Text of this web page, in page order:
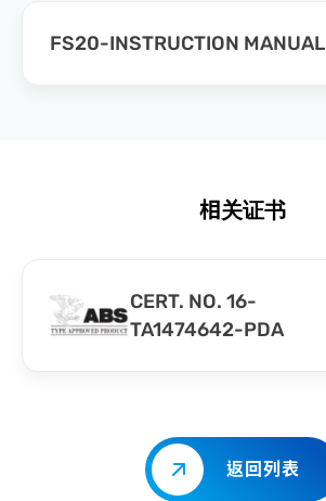
FS20-INSTRUCTION MANUAL
相关证书
CERT. NO. 16-
TA1474642-PDA
返回列表